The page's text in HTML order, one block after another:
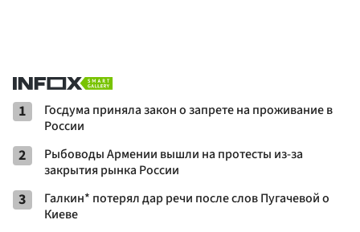
1
Госдума приняла закон о запрете на проживание в
России
2
Рыбоводы Армении вышли на протесты из-за
закрытия рынка России
3
Галкин* потерял дар речи после слов Пугачевой о
Киеве